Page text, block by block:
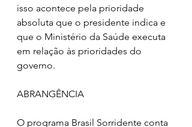
isso acontece pela prioridade
absoluta que o presidente indica e
que o Ministério da Saúde executa
em relação às prioridades do
governo.
ABRANGÊNCIA
O programa Brasil Sorridente conta